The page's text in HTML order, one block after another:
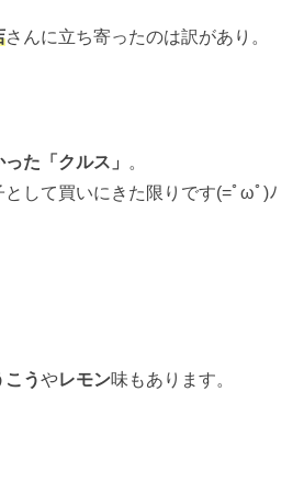
さんに立ち寄ったのは訳があり。
た「クルス」
。
して買いにきた限りです(=ﾟωﾟ)ﾉ
こうやレモン味もあります。